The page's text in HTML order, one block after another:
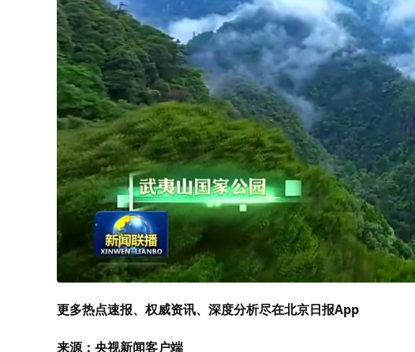
更多热点速报、权威资讯、深度分析尽在北京日报App
来源：央视新闻客户端